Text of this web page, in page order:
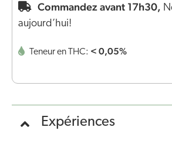
Commandez avant 17h30,
aujourd’hui!
Teneur en THC: < 0,05%
Expériences